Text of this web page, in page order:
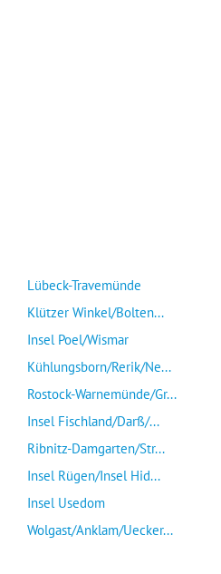
Lübeck-Travemünde
Klützer Winkel/Bolten...
Insel Poel/Wismar
Kühlungsborn/Rerik/Ne...
Rostock-Warnemünde/Gr...
Insel Fischland/Darß/...
Ribnitz-Damgarten/Str...
Insel Rügen/Insel Hid...
Insel Usedom
Wolgast/Anklam/Uecker...